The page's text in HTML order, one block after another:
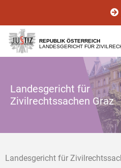
[1]
[2]
[3]
REPUBLIK ÖSTERREICH
LANDESGERICHT FÜR
Landesgericht für
Zivilrechtssachen Graz
Landesgericht für